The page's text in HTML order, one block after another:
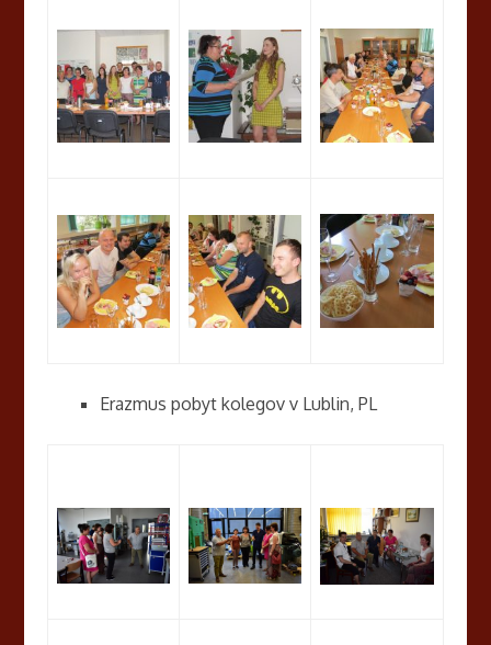
Erazmus pobyt kolegov v Lublin, PL